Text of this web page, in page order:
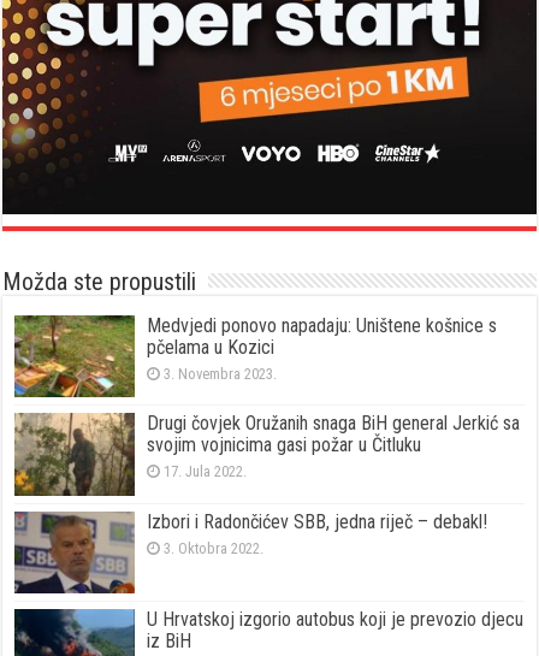
Možda ste propustili
Medvjedi ponovo napadaju: Uništene košnice s
pčelama u Kozici
3. Novembra 2023.
Drugi čovjek Oružanih snaga BiH general Jerkić sa
svojim vojnicima gasi požar u Čitluku
17. Jula 2022.
Izbori i Radončićev SBB, jedna riječ – debakl!
3. Oktobra 2022.
U Hrvatskoj izgorio autobus koji je prevozio djecu
iz BiH